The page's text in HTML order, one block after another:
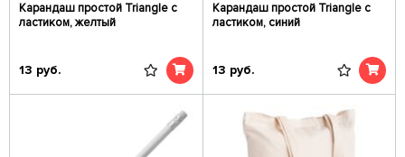
Карандаш простой Triangle с
ластиком, желтый
13 руб.
Карандаш простой Triangle с
ластиком, синий
13 руб.